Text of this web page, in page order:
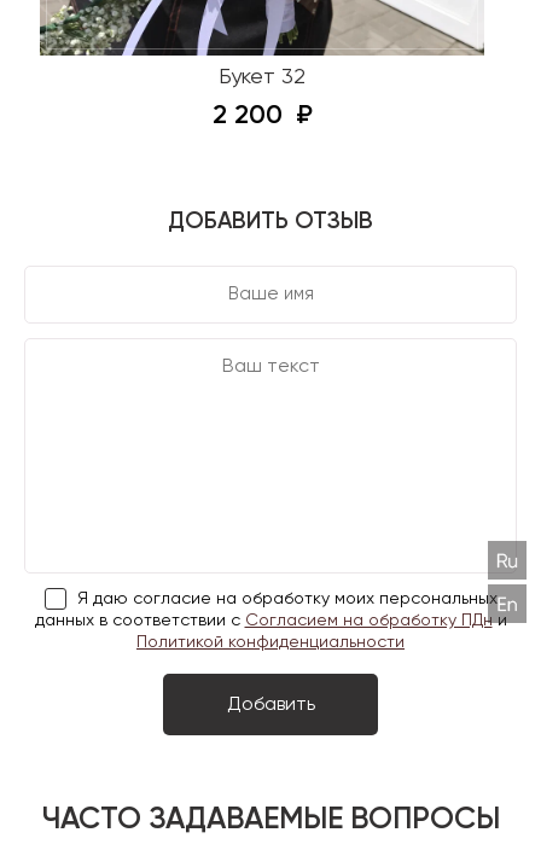
Букет 32
2 200
ДОБАВИТЬ ОТЗЫВ
Я даю согласие на обработку моих персональных
данных в соответствии с Согласием на обработку ПДни
Политикой конфиденциальности
ЧАСТО ЗАДАВАЕМЫЕ ВОПРОСЫ